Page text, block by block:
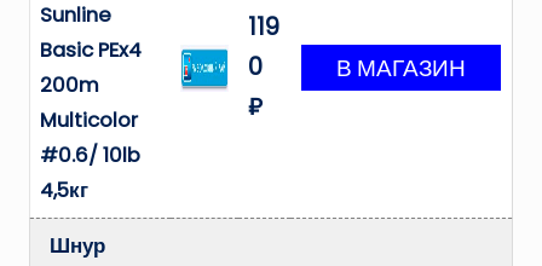
Sunline
Basic PEx4
200m
Multicolor
#0.6/ 10lb
4,5кг
119
0
₽
Шнур